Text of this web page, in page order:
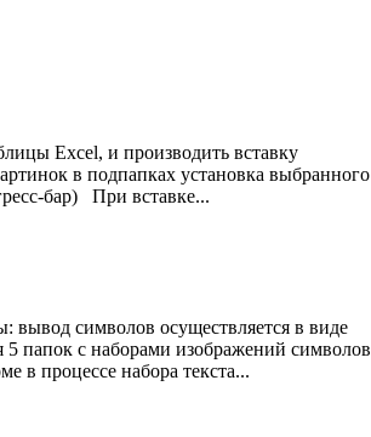
Excel, и производить вставку
в подпапках установка выбранного
бар) При вставке...
вывод символов осуществляется в виде
папок с наборами изображений символов
в процессе набора текста...